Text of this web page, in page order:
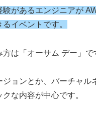
験があるエンジニアが
イベントです。
は「オーサム デー」で
ジョンとか、バーチャル
な内容が中心です。